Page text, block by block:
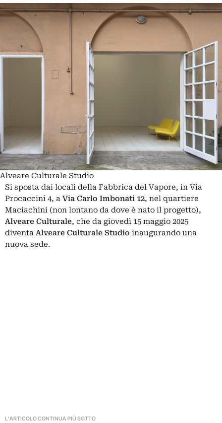
Alveare Culturale Studio
Si sposta dai locali della Fabbrica del Vapore, in Via
Procaccini 4, a Via Carlo Imbonati 12, nel quartiere
Maciachini (non lontano da dove è nato il progetto),
Alveare Culturale, che da giovedì 15 maggio 2025
diventa Alveare Culturale Studio inaugurando una
nuova sede.
L'ARTICOLO CONTINUA PIÙ SOTTO